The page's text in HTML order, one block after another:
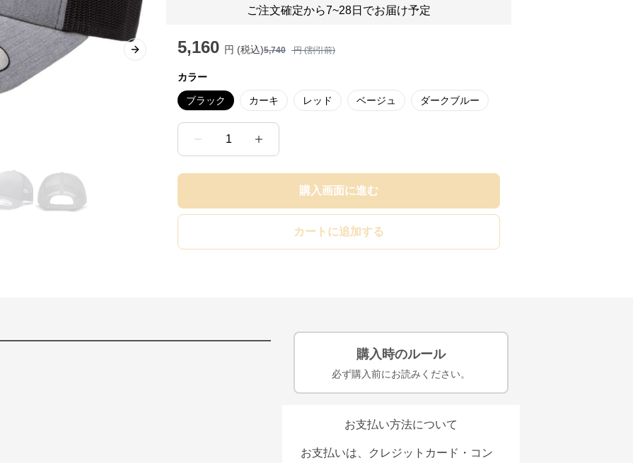
Next slide
ご注文確定から7~28日でお届け予定
5,160 円 (税込)5,740 円 (割引前)
カラー
ブラック カーキ レッド ベージュ ダークブルー
1
購入画面に進む
カートに追加する
購入時のルール
必ず購入前にお読みください。
お支払い方法について
お支払いは、クレジットカード・コン